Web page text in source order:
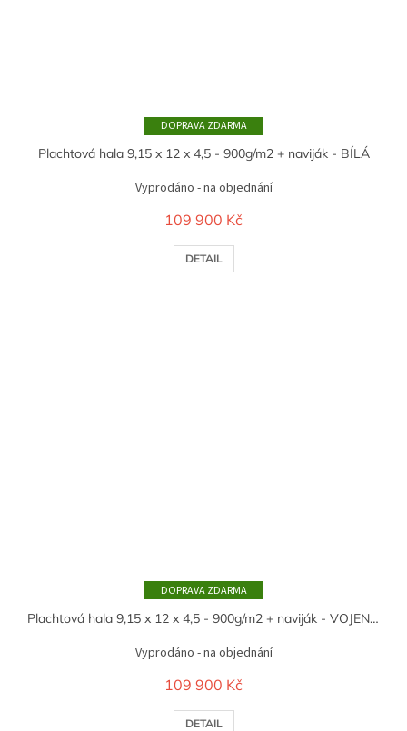
ZDARMA
Plachtová hala 9,15 x 12 x 4,5 - 900g/m2 + naviják - BÍLÁ
Vyprodáno - na objednání
109 900 Kč
DETAIL
ZDARMA
Plachtová hala 9,15 x 12 x 4,5 - 900g/m2 + naviják - VOJENSKÁ ZELENÁ
Vyprodáno - na objednání
109 900 Kč
DETAIL